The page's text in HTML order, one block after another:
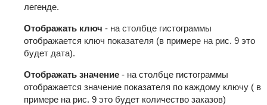
легенде.
Отображать ключ - на столбце гистограммы
отображается ключ показателя (в примере на рис. 9 это
будет дата).
Отображать значение - на столбце гистограммы
отображается значение показателя по каждому ключу ( в
примере на рис. 9 это будет количество заказов)